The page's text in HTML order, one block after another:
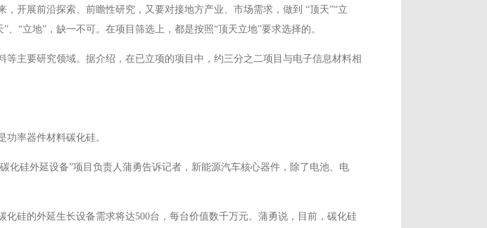
开展前沿探索、前瞻性研究，又要对接地方产业、市场需求，做到 “顶天”“立
“立地”，缺一不可。在项目筛选上，都是按照“顶天立地”要求选择的。
主要研究领域。据介绍，在已立项的项目中，约三分之二项目与电子信息材料相
率器件材料碳化硅。
化硅外延设备”项目负责人蒲勇告诉记者，新能源汽车核心器件，除了电池、电
硅的外延生长设备需求将达500台，每台价值数千万元。蒲勇说，目前，碳化硅